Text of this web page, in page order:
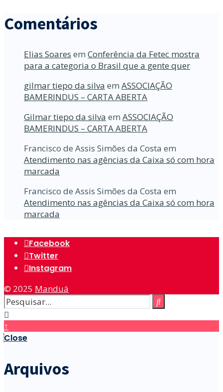
Comentários
Elias Soares em Conferência da Fetec mostra
para a categoria o Brasil que a gente quer
gilmar tiepo da silva em ASSOCIAÇÃO
BAMERINDUS – CARTA ABERTA
Gilmar tiepo da silva em ASSOCIAÇÃO
BAMERINDUS – CARTA ABERTA
Francisco de Assis Simões da Costa em
Atendimento nas agências da Caixa só com hora
marcada
Francisco de Assis Simões da Costa em
Atendimento nas agências da Caixa só com hora
marcada
Facebook
Twitter
Instagram
© 2025 Manduá
↑
Close
Arquivos